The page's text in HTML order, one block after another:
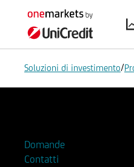
Soluzioni di investimento/
Domande
Contatti